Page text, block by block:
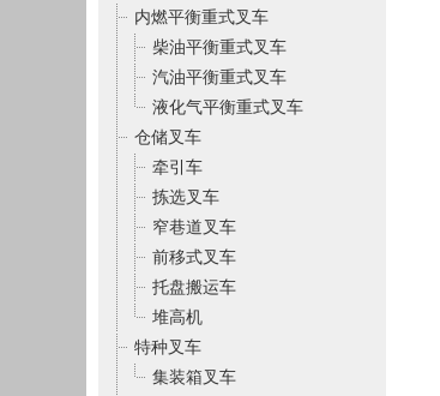
内燃平衡重式叉车
柴油平衡重式叉车
汽油平衡重式叉车
液化气平衡重式叉车
仓储叉车
牵引车
拣选叉车
窄巷道叉车
前移式叉车
托盘搬运车
堆高机
特种叉车
集装箱叉车